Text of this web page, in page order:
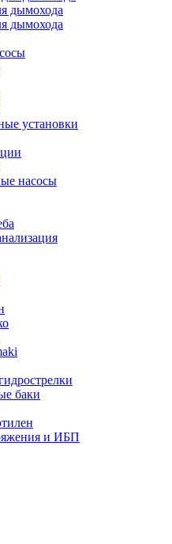
дымохода
дымохода
установки
насосы
баки
и ИБП